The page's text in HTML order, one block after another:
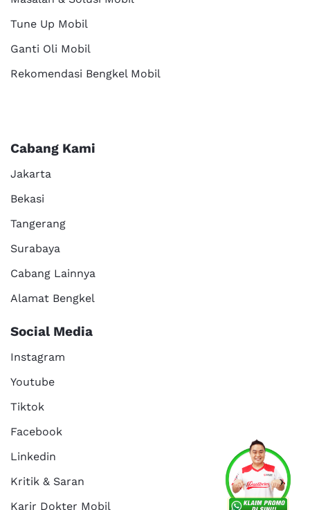
Services About Us
Tune Up Mobil
Ganti Oli Mobil
Rekomendasi Bengkel Mobil
Cabang Kami
Jakarta
Bekasi
Tangerang
Surabaya
Cabang Lainnya
Alamat Bengkel
Social Media
Instagram
Youtube
Tiktok
Facebook
Linkedin
Kritik & Saran
Karir Dokter Mobil